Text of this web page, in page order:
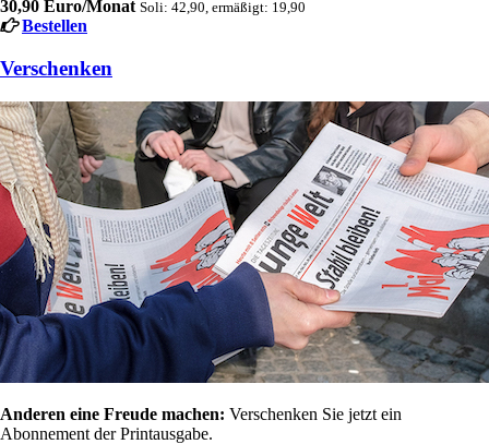
30,90 Euro/Monat Soli: 42,90, ermäßigt: 19,90
Bestellen
Verschenken
Anderen eine Freude machen: Verschenken Sie jetzt ein
Abonnement der Printausgabe.